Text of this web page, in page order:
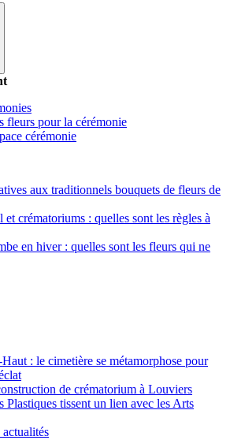
fleurs pour la cérémonie
cérémonie
aux traditionnels bouquets de fleurs de
et crématoriums : quelles sont les règles à
en hiver : quelles sont les fleurs qui ne
: le cimetière se métamorphose pour
de crématorium à Louviers
Plastiques tissent un lien avec les Arts